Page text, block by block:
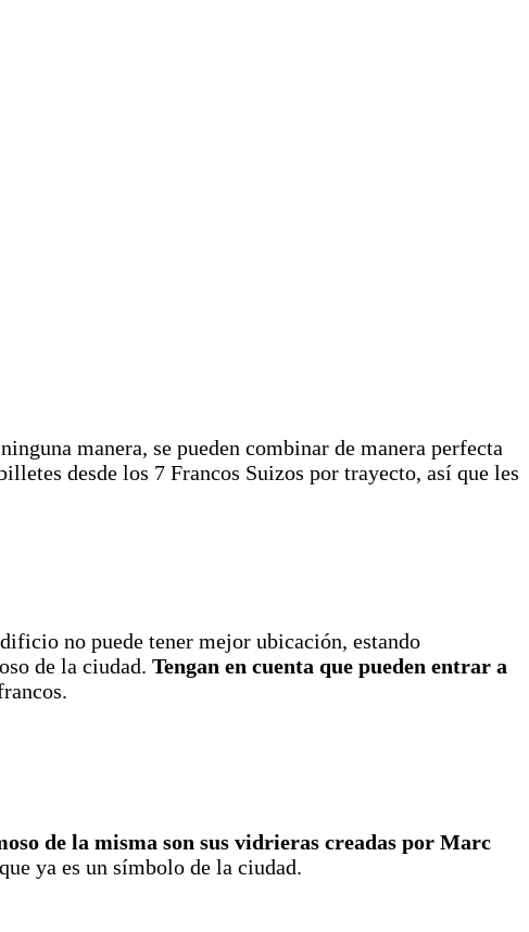
manera, se pueden combinar de manera perfecta
desde los 7 Francos Suizos por trayecto, así que les
no puede tener mejor ubicación, estando
de la ciudad. Tengan en cuenta que pueden entrar a
de la misma son sus vidrieras creadas por Marc
ya es un símbolo de la ciudad.